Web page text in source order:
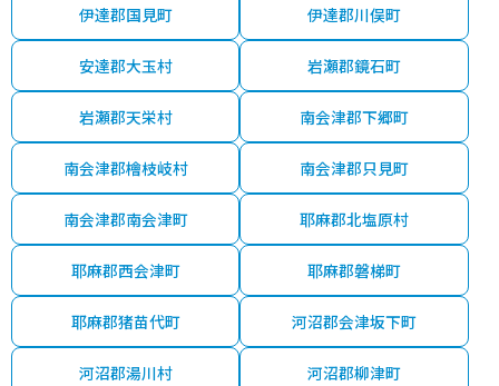
伊達郡国見町 伊達郡川俣町
安達郡大玉村 岩瀬郡鏡石町
岩瀬郡天栄村 南会津郡下郷町
南会津郡檜枝岐村 南会津郡只見町
南会津郡南会津町 耶麻郡北塩原村
耶麻郡西会津町 耶麻郡磐梯町
耶麻郡猪苗代町 河沼郡会津坂下町
河沼郡湯川村 河沼郡柳津町